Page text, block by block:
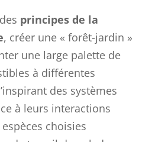
principes de la
, créer une « forêt-jardin »
une large palette de
à différentes
des systèmes
à leurs interactions
choisies